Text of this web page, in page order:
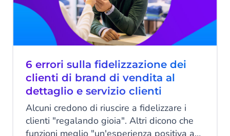
6 errori sulla fidelizzazione dei
clienti di brand di vendita al
dettaglio e servizio clienti
Alcuni credono di riuscire a fidelizzare i
clienti "regalando gioia". Altri dicono che
funzioni meglio "un'esperienza positiva a